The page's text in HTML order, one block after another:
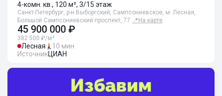
4-комн. кв., 120 м², 3/15 этаж
Санкт-Петербург, р-н Выборгский, Сампсониевское, м. Лесная,
Большой Сампсониевский проспект, 77 📍 На карте
45 900 000 ₽
382 500 ₽/м²
Лесная
10 мин
ИсточникЦИАН